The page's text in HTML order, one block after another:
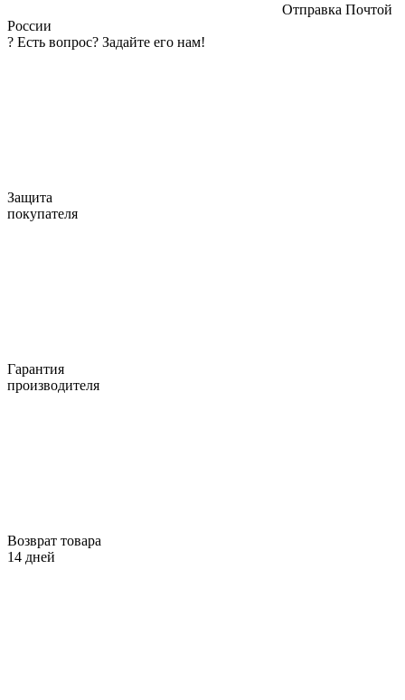
Отправка Почтой
России
? Есть вопрос? Задайте его нам!
Защита
покупателя
Гарантия
производителя
Возврат товара
14 дней